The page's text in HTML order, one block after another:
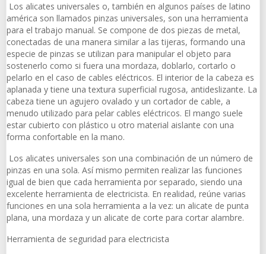
Los alicates universales o, también en algunos países de latino
américa son llamados pinzas universales, son una herramienta
para el trabajo manual. Se compone de dos piezas de metal,
conectadas de una manera similar a las tijeras, formando una
especie de pinzas se utilizan para manipular el objeto para
sostenerlo como si fuera una mordaza, doblarlo, cortarlo o
pelarlo en el caso de cables eléctricos. El interior de la cabeza es
aplanada y tiene una textura superficial rugosa, antideslizante. La
cabeza tiene un agujero ovalado y un cortador de cable, a
menudo utilizado para pelar cables eléctricos. El mango suele
estar cubierto con plástico u otro material aislante con una
forma confortable en la mano.
Los alicates universales son una combinación de un número de
pinzas en una sola. Así mismo permiten realizar las funciones
igual de bien que cada herramienta por separado, siendo una
excelente herramienta de electricista. En realidad, reúne varias
funciones en una sola herramienta a la vez: un alicate de punta
plana, una mordaza y un alicate de corte para cortar alambre.
Herramienta de seguridad para electricista